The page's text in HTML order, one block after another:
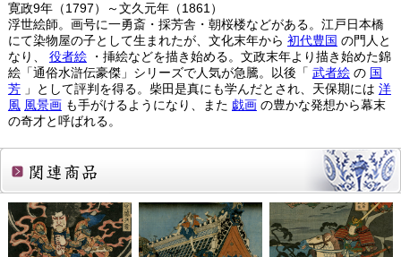
寛政9年（1797）～文久元年（1861）
浮世絵師。画号に一勇斎・採芳舎・朝桜楼などがある。江戸日本橋
にて染物屋の子として生まれたが、文化末年から 初代豊国 の門人と
なり、 役者絵・挿絵などを描き始める。文政末年より描き始めた錦
絵「通俗水滸伝豪傑」シリーズで人気が急騰。以後「 武者絵の 国
芳」として評判を得る。柴田是真にも学んだとされ、天保期には 洋
風 風景画も手がけるようになり、また 戯画の豊かな発想から幕末
の奇才と呼ばれる。
関連商品